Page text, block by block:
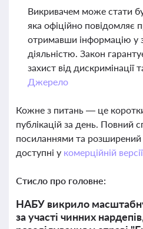
Викривачем може стати
яка офіційно повідомляє
отримавши інформацію у
діяльністю. Закон
захист від
Джерело
Кожне з питань — це
публікацій за день. Повний
посиланнями та розширений
доступні у комерційній
Стисло про головне:
НАБУ викрило
за участі чинних